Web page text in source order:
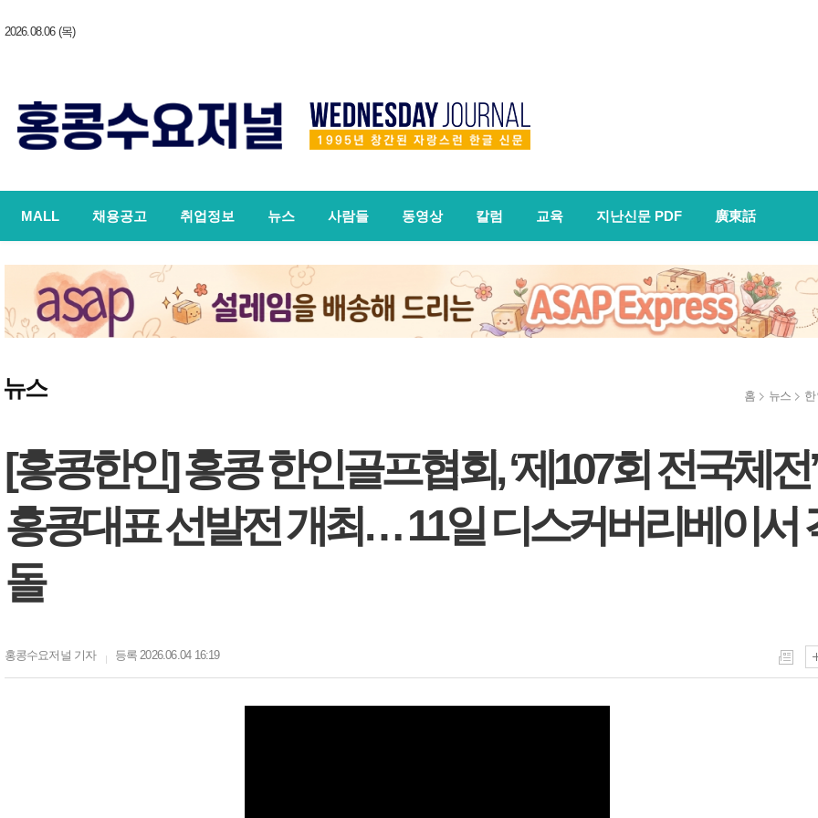
2026.08.06 (목)
MALL 채용공고 취업정보 뉴스 사람들 동영상 칼럼 교육 지난신문 PDF 廣東話
뉴스 홈 뉴스
[홍콩한인] 홍콩 한인골프협회, ‘제107회 전국체전’
홍콩대표 선발전 개최… 11일 디스커버리베이서
돌
홍콩수요저널 기자 등록 2026.06.04 16:19